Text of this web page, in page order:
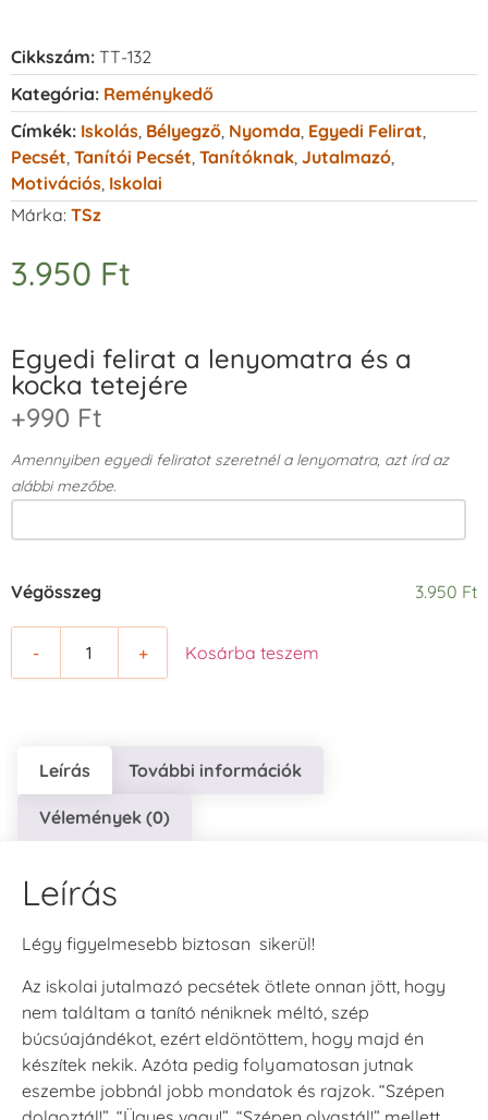
Cikkszám: TT-132
Kategória: Reménykedő
Címkék: Iskolás Bélyegző Nyomda Egyedi Felirat
Pecsét Tanítói Pecsét Tanítóknak Jutalmazó
Motivációs Iskolai
Márka: TSz
3.950 Ft
Egyedi felirat a lenyomatra és a
kocka tetejére
+990 Ft
Amennyiben egyedi feliratot szeretnél a lenyomatra, azt írd az
alábbi mezőbe.
Végösszeg 3.950 Ft
- + Kosárba teszem
Leírás További információk
Vélemények (0)
Leírás
Légy figyelmesebb biztosan sikerül!
Az iskolai jutalmazó pecsétek ötlete onnan jött, hogy
nem találtam a tanító néniknek méltó, szép
búcsúajándékot, ezért eldöntöttem, hogy majd én
készítek nekik. Azóta pedig folyamatosan jutnak
eszembe jobbnál jobb mondatok és rajzok. “Szépen